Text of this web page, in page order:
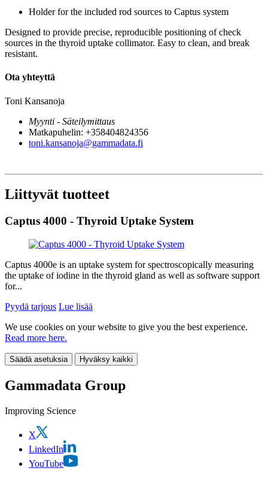
Holder for the included rod sources to Captus system
Designed to provide precise, reproducible positioning of check
sources in the thyroid uptake collimator. Easy to clean, and break
resistant.
Ota yhteyttä
Toni Kansanoja
Myynti - Säteilymittaus
Matkapuhelin: +358404824356
toni.kansanoja@gammadata.fi
Liittyvät tuotteet
Captus 4000 - Thyroid Uptake System
Captus 4000e is an uptake system for spectroscopically measuring
the uptake of iodine in the thyroid gland as well as software support
for...
Pyydä tarjous Lue lisää
We use cookies on your website to give you the best experience.
Read more here.
Säädä asetuksia Hyväksy kaikki
Gammadata Group
Improving Science
X
LinkedIn
YouTube